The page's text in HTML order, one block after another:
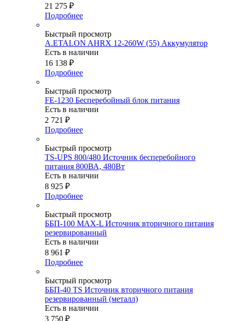
21 275 ₽
Подробнее
Быстрый просмотр
A.ETALON AHRX 12-260W (55) Аккумулятор
Есть в наличии
16 138 ₽
Подробнее
Быстрый просмотр
FE-1230 Бесперебойный блок питания
Есть в наличии
2 721 ₽
Подробнее
Быстрый просмотр
TS-UPS 800/480 Источник бесперебойного
питания 800ВА, 480Вт
Есть в наличии
8 925 ₽
Подробнее
Быстрый просмотр
ББП-100 MAX-L Источник вторичного питания
резервированный
Есть в наличии
8 961 ₽
Подробнее
Быстрый просмотр
ББП-40 TS Источник вторичного питания
резервированный (металл)
Есть в наличии
3 750 ₽